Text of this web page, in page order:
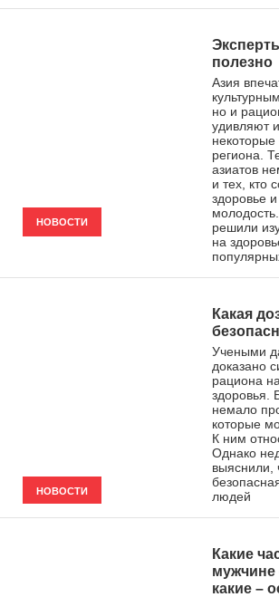
НОВОСТИ
полезно
Азия
но и
удивляют
некоторые
региона.
азиатов
и тех, кто
здоровье
решили
на
НОВОСТИ
Какая
Учеными
доказано
рациона
здоровья.
немало
которые
К ним
Однако
выяснили,
людей
Какие
мужчине
какие –